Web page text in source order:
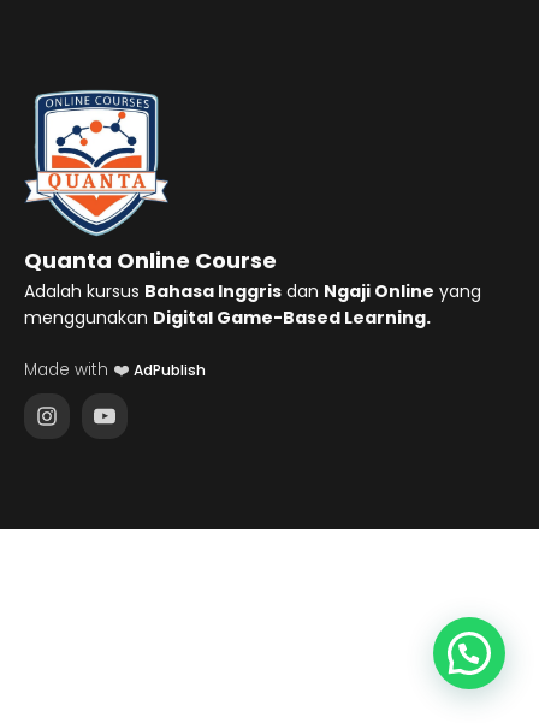
Quanta Online Course
Adalah kursus Bahasa Inggris dan Ngaji Online yang
menggunakan Digital Game-Based Learning.
Made with ❤️ AdPublish